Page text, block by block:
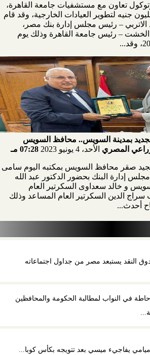
تعاون مع مستشفيات جامعة القاهرة،
للتبرع بمبلغ 160 مليون جنيه لتطوير العيادات الخارجية، وقد قام
الاتربي – رئيس مجلس إدارة بنك مصر،
الخشت – رئيس جامعة القاهرة وذلك يوم
بمدينة السويس.. محافظ السويس
المصري الأحد، 4 يونيو 2023 07:28 مـ
صقر محافظ السويس بمكتبه اليوم سامى
إدارة البنك بحضور الدكتور عبد الله
و خالد سعداوى السكرتير العام
سراج الدين السكرتير العام المساعد وذلك
أحدث...
النقد يستبعد مصر من جداول اجتماعاته
في النواب لمطالبة الحكومة والمحافظين
ميامي يفاجيء ميسي بعد تتويجه بكأس كوبا...